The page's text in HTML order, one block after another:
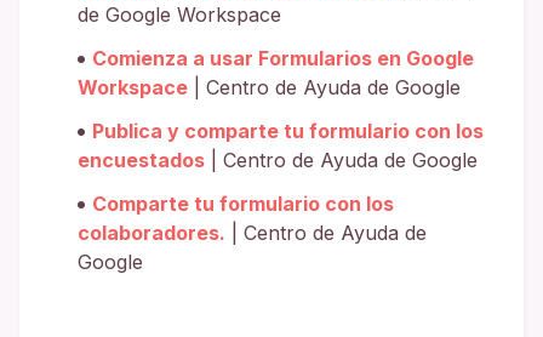
de Google Workspace
Comienza a usar Formularios en Google
Workspace | Centro de Ayuda de Google
Publica y comparte tu formulario con los
encuestados | Centro de Ayuda de Google
Comparte tu formulario con los
colaboradores. | Centro de Ayuda de
Google